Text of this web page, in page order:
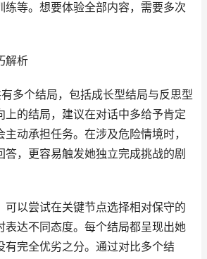
练等。想要体验全部内容，需要多次
解析
多个结局，包括成长型结局与反思型
上的结局，建议在对话中多给予肯定
动承担任务。在涉及危险情境时，
答，更容易触发她独立完成挑战的剧
可以尝试在关键节点选择相对保守的
表达不同态度。每个结局都呈现出她
有完全优劣之分。通过对比多个结